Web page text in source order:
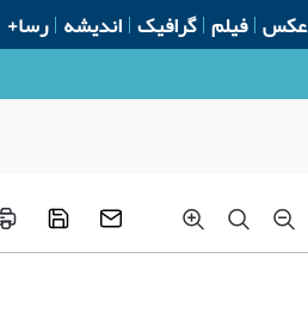
عکس فیلم گرافیک اندیشه رسا+